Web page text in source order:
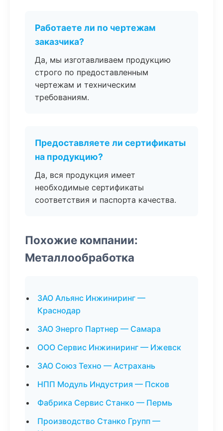
Работаете ли по чертежам
заказчика?
Да, мы изготавливаем продукцию
строго по предоставленным
чертежам и техническим
требованиям.
Предоставляете ли сертификаты
на продукцию?
Да, вся продукция имеет
необходимые сертификаты
соответствия и паспорта качества.
Похожие компании:
Металлообработка
ЗАО Альянс Инжиниринг —
Краснодар
ЗАО Энерго Партнер — Самара
ООО Сервис Инжиниринг — Ижевск
ЗАО Союз Техно — Астрахань
НПП Модуль Индустрия — Псков
Фабрика Сервис Станко — Пермь
Производство Станко Групп —